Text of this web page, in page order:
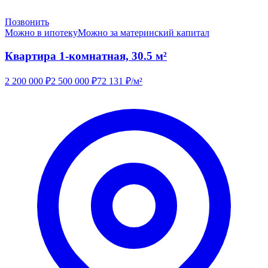
Позвонить
Можно в ипотекуМожно за материнский капитал
Квартира 1-комнатная, 30.5 м²
2 200 000 ₽2 500 000 ₽72 131 ₽/м²